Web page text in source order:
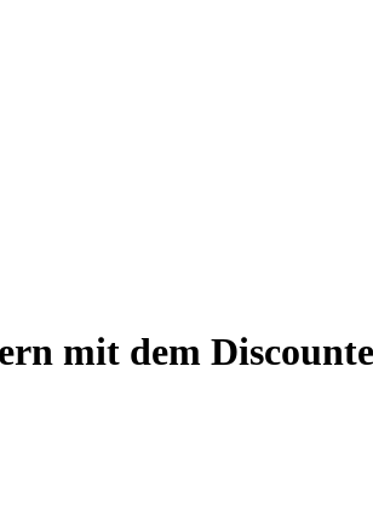
mit dem